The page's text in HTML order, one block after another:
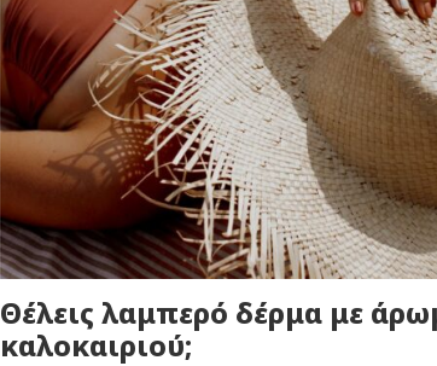
Θέλεις λαμπερό δέρμα με
καλοκαιριού;